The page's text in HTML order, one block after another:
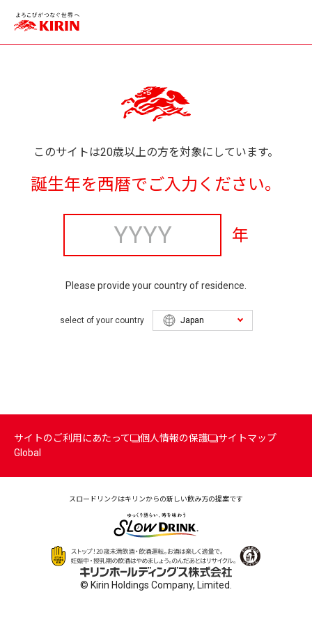
このサイトは20歳以上の方を対象にしています。
誕生年を西暦でご入力ください。
年
Please provide your country of residence.
select of your country
サイトのご利用にあたって 個人情報の保護
サイトマップ
Global
スロードリンクはキリンからの新しい飲み方の提案です
© Kirin Holdings Company, Limited.